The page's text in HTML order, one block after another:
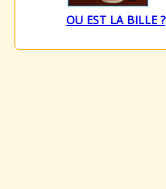
OU EST LA BILLE ?